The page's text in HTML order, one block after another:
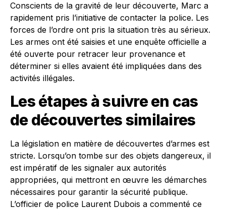
Conscients de la gravité de leur découverte, Marc a
rapidement pris l’initiative de contacter la police. Les
forces de l’ordre ont pris la situation très au sérieux.
Les armes ont été saisies et une enquête officielle a
été ouverte pour retracer leur provenance et
déterminer si elles avaient été impliquées dans des
activités illégales.
Les étapes à suivre en cas
de découvertes similaires
La législation en matière de découvertes d’armes est
stricte. Lorsqu’on tombe sur des objets dangereux, il
est impératif de les signaler aux autorités
appropriées, qui mettront en œuvre les démarches
nécessaires pour garantir la sécurité publique.
L’officier de police Laurent Dubois a commenté ce